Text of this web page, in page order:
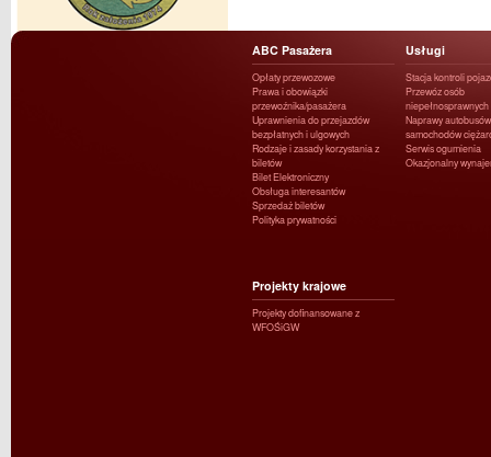
ABC Pasażera
Opłaty przewozowe
Prawa i obowiązki
przewoźnika/pasażera
Uprawnienia do przejazdów
bezpłatnych i ulgowych
Rodzaje i zasady korzystania z
biletów
Bilet Elektroniczny
Obsługa interesantów
Sprzedaż biletów
Polityka prywatności
Usługi
Stacja kontroli
Przewóz osób
niepełnosprawnych
Naprawy
samochodów
Serwis ogumienia
Okazjonalny
Projekty krajowe
Projekty dofinansowane z
WFOŚiGW